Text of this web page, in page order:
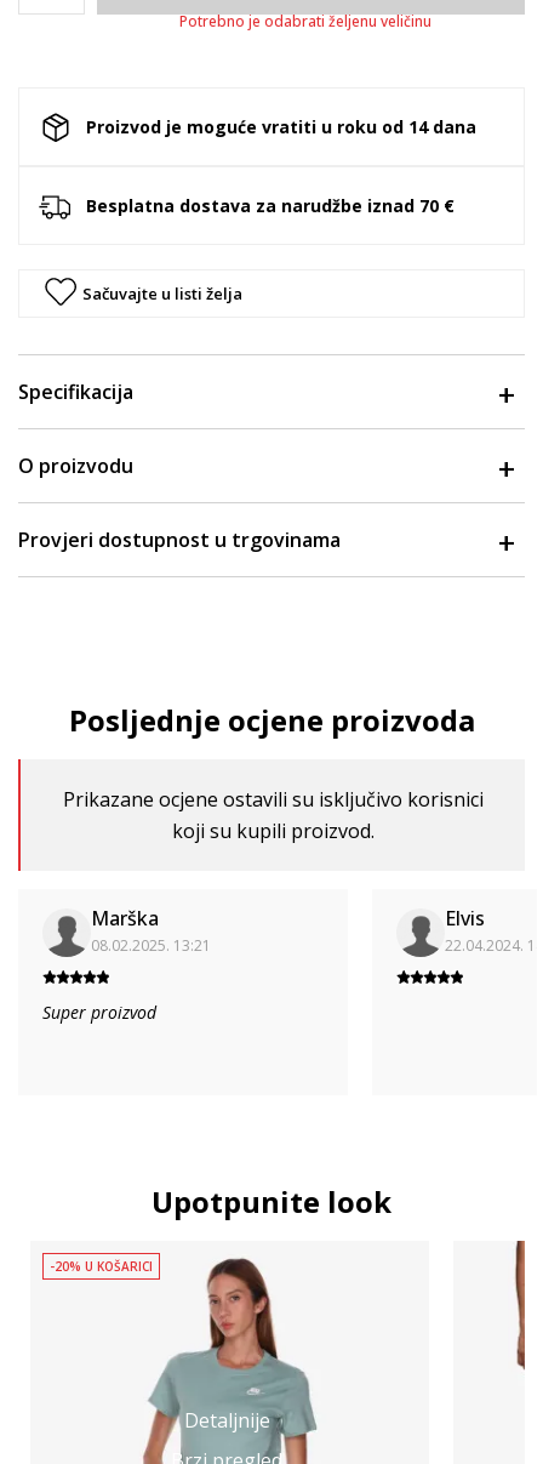
Potrebno je odabrati željenu veličinu
Proizvod je moguće vratiti u roku od 14 dana
Besplatna dostava za narudžbe iznad 70 €
Sačuvajte u listi želja
Specifikacija
O proizvodu
Provjeri dostupnost u trgovinama
Posljednje ocjene proizvoda
Prikazane ocjene ostavili su isključivo korisnici
koji su kupili proizvod.
Marška
08.02.2025. 13:21
Super proizvod
Elvis
22.04.2024.
Upotpunite look
Detaljnije
-20% U KOŠARICI